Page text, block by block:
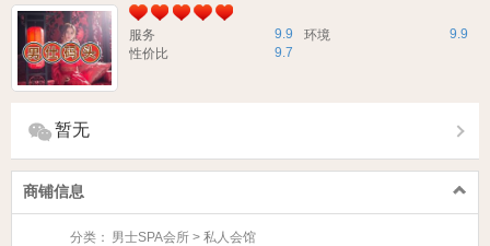
9.9
服务 9.9
环境
9.7
性价比
暂无
商铺信息
分类： 男士SPA会所 > 私人会馆